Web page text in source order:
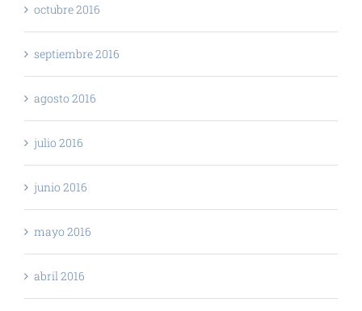
octubre 2016
septiembre 2016
agosto 2016
julio 2016
junio 2016
mayo 2016
abril 2016